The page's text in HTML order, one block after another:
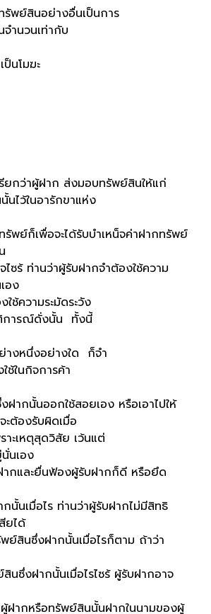
สินอย่างอื่นเป็นการ
จำนวนเท่ากับ
โมฆะ
ผู้ฝาก ส่งมอบทรัพย์สินให้แก่
ไว้ในอารักขาแห่ง
เพื่อจะได้รับบำเหน็จค่าฝากทรัพย์
ท่านว่าผู้รับฝากจำต้องใช้ความ
อง
วามระมัดระวัง
ติการณ์ดั่งนั้น ทั้งนี้
งหนึ่งอย่างใด ก็จำ
ช้ในกิจการค้า
นออกใช้สอยเอง หรือเอาไปให้
ต้องรับผิดเมื่อ
ะเหตุสุดวิสัย เว้นแต่
นเอง
ละยื่นฟ้องผู้รับฝากก็ดี หรือยึด
มื่อไร ท่านว่าผู้รับฝากไม่มีสิทธิ
ยได้
ซึ่งฝากนั้นเมื่อไรก็ตาม ถ้าว่า
ากนั้นเมื่อไรไซร้ ผู้รับฝากอาจ
หรือทรัพย์สินนั้นฝากในนามของผู้